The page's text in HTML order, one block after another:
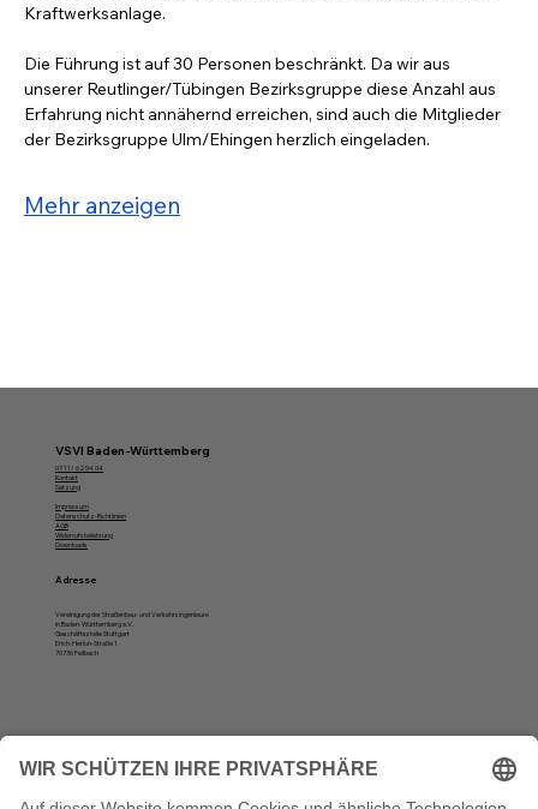
VSVI Baden-Württemberg
07 11/ 62 54 04
Kontakt
Satzung
Impressum
Datenschutz-Richtlinien
AGB
Widerrufsbelehrung
Downloads
Adresse
Vereinigung der Straßenbau- und Verkehrsingenieure
in Baden-Württemberg e.V.
Geschäftsstelle Stuttgart
Erich-Herion-Straße 1
70736 Fellbach
Kraftwerksanlage.
Die Führung ist auf 30 Personen beschränkt. Da wir aus
unserer Reutlinger/Tübingen Bezirksgruppe diese Anzahl aus
Erfahrung nicht annähernd erreichen, sind auch die Mitglieder
der Bezirksgruppe Ulm/Ehingen herzlich eingeladen.
Mehr anzeigen